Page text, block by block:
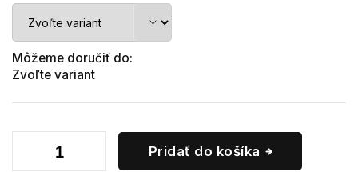
Môžeme doručiť do:
Zvoľte variant
Pridať do košíka